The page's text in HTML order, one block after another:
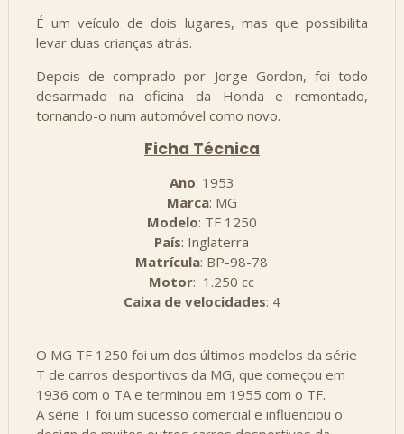
É um veículo de dois lugares, mas que possibilita
levar duas crianças atrás.
Depois de comprado por Jorge Gordon, foi todo
desarmado na oficina da Honda e remontado,
tornando-o num automóvel como novo.
Ficha Técnica
Ano: 1953
Marca: MG
Modelo: TF 1250
País: Inglaterra
Matrícula: BP-98-78
Motor: 1.250 cc
Caixa de velocidades: 4
O MG TF 1250 foi um dos últimos modelos da série
T de carros desportivos da MG, que começou em
1936 com o TA e terminou em 1955 com o TF.
A série T foi um sucesso comercial e influenciou o